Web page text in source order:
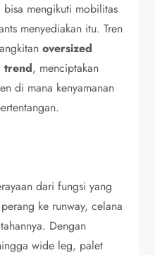
mengikuti mobilitas
menyediakan itu. Tren
oversized
trend, menciptakan
di mana kenyamanan
dari fungsi yang
ke runway, celana
Dengan
wide leg, palet